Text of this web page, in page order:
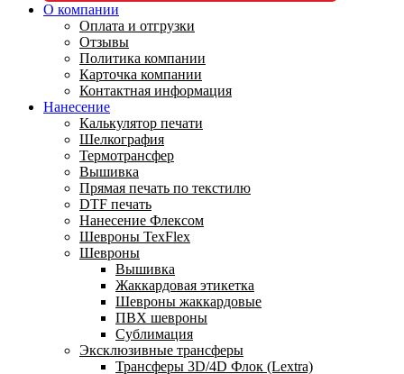
О компании
Оплата и отгрузки
Отзывы
Политика компании
Карточка компании
Контактная информация
Нанесение
Калькулятор печати
Шелкография
Термотрансфер
Вышивка
Прямая печать по текстилю
DTF печать
Нанесение Флексом
Шевроны TexFlex
Шевроны
Вышивка
Жаккардовая этикетка
Шевроны жаккардовые
ПВХ шевроны
Сублимация
Эксклюзивные трансферы
Трансферы 3D/4D Флок (Lextra)